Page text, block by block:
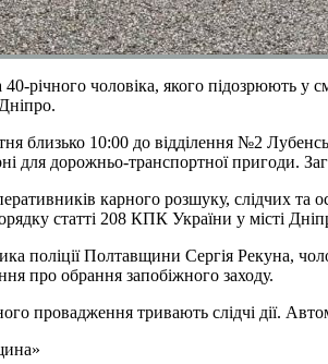
річного чоловіка, якого підозрюють у
близько 10:00 до відділення №2
для дорожньо-транспортної пригоди.
карного розшуку, слідчих
статті 208 КПК України у місті
поліції Полтавщини Сергія Рекуна,
про обрання запобіжного заходу.
провадження тривають слідчі дії.